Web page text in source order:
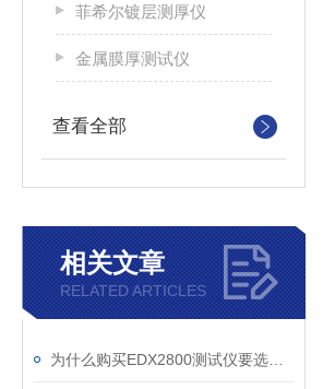
菲希尔镀层测厚仪
金属膜厚测试仪
查看全部
相关文章
RELATED ARTICLES